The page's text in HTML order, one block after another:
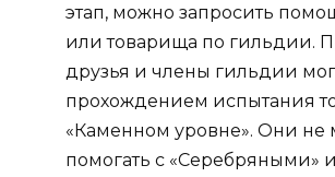
этап, можно запросить
или товарища по гильдии.
друзья и члены гильдии
прохождением испытания
«Каменном уровне». Они не
помогать с «Серебряными»